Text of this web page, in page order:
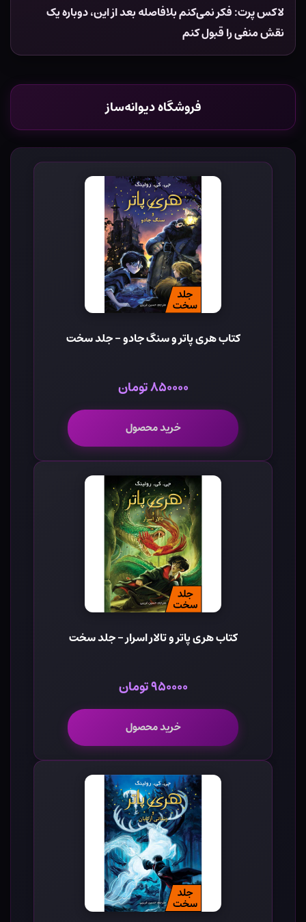
لاکس پرت: فکر نمی‌کنم بلافاصله بعد از این، دوباره یک
نقش منفی را قبول کنم
فروشگاه دیوانه‌ساز
کتاب هری پاتر و سنگ جادو - جلد سخت
۸۵۰۰۰۰ تومان
خرید محصول
کتاب هری پاتر و تالار اسرار - جلد سخت
۹۵۰۰۰۰ تومان
خرید محصول